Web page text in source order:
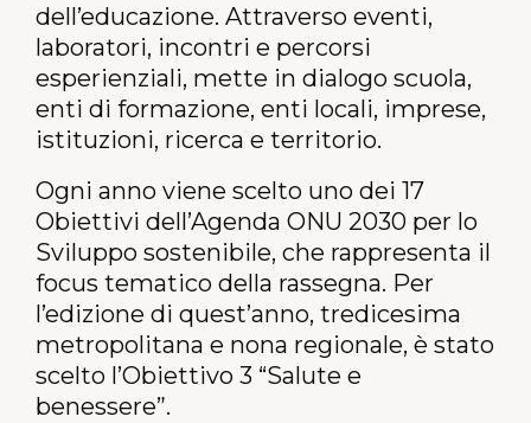
dell’educazione. Attraverso eventi,
laboratori, incontri e percorsi
esperienziali, mette in dialogo scuola,
enti di formazione, enti locali, imprese,
istituzioni, ricerca e territorio.
Ogni anno viene scelto uno dei 17
Obiettivi dell’Agenda ONU 2030 per lo
Sviluppo sostenibile, che rappresenta il
focus tematico della rassegna. Per
l’edizione di quest’anno, tredicesima
metropolitana e nona regionale, è stato
scelto l’Obiettivo 3 “Salute e
benessere”.